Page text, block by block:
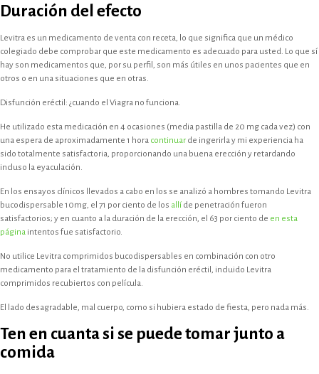
Duración del efecto
Levitra es un medicamento de venta con receta, lo que significa que un médico
colegiado debe comprobar que este medicamento es adecuado para usted. Lo que sí
hay son medicamentos que, por su perfil, son más útiles en unos pacientes que en
otros o en una situaciones que en otras.
Disfunción eréctil: ¿cuando el Viagra no funciona.
He utilizado esta medicación en 4 ocasiones (media pastilla de 20 mg cada vez) con
una espera de aproximadamente 1 hora continuar de ingerirla y mi experiencia ha
sido totalmente satisfactoria, proporcionando una buena erección y retardando
incluso la eyaculación.
En los ensayos clínicos llevados a cabo en los se analizó a hombres tomando Levitra
bucodispersable 10mg, el 71 por ciento de los allí de penetración fueron
satisfactorios; y en cuanto a la duración de la erección, el 63 por ciento de en esta
página intentos fue satisfactorio.
No utilice Levitra comprimidos bucodispersables en combinación con otro
medicamento para el tratamiento de la disfunción eréctil, incluido Levitra
comprimidos recubiertos con película.
El lado desagradable, mal cuerpo, como si hubiera estado de fiesta, pero nada más.
Ten en cuanta si se puede tomar junto a
comida